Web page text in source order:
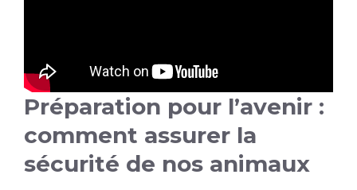
Préparation pour l’avenir :
comment assurer la
sécurité de nos animaux